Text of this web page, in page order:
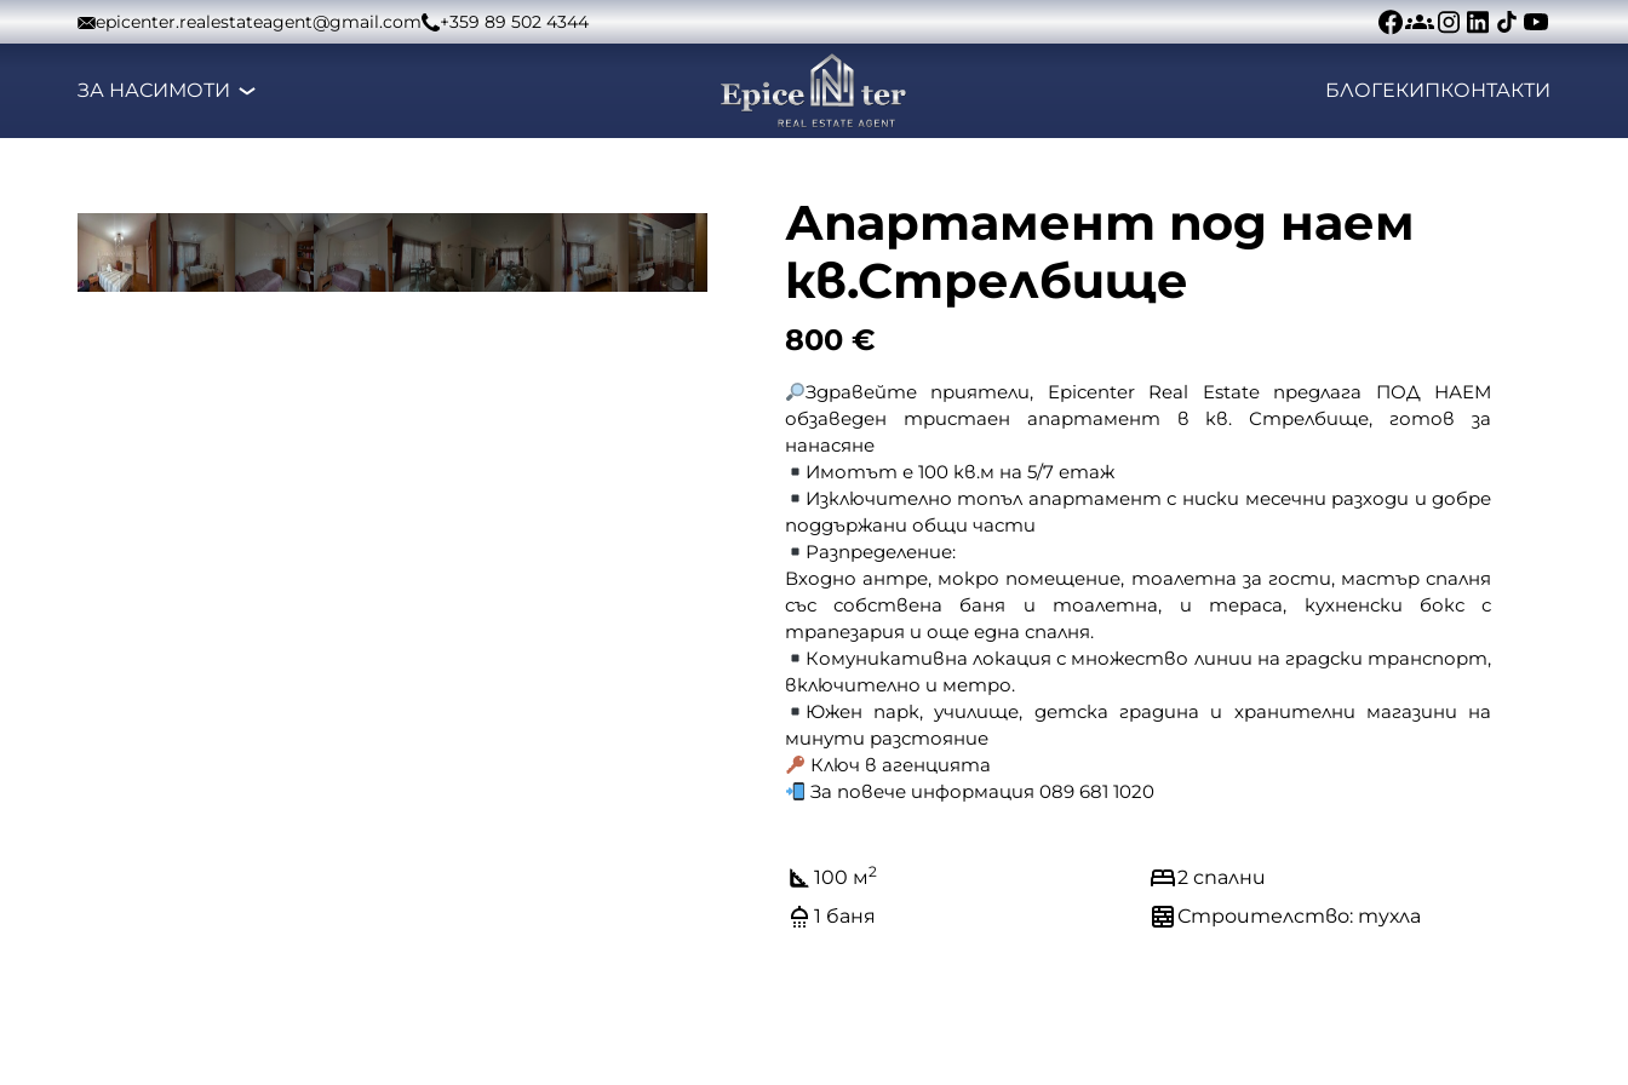
Към съдържанието
epicenter.realestateagent@gmail.com +359 89 502 4344
ЗА НАСИМОТИ БЛОГЕКИПКОНТАКТИ
Апартамент под наем
кв.Стрелбище
800 €
Здравейте приятели, Epicenter Real Estate предлага ПОД НАЕМ
обзаведен тристаен апартамент в кв. Стрелбище, готов за
нанасяне
Имотът е 100 кв.м на 5/7 етаж
Изключително топъл апартамент с ниски месечни разходи и добре
поддържани общи части
Разпределение:
Входно антре, мокро помещение, тоалетна за гости, мастър спалня
със собствена баня и тоалетна, и тераса, кухненски бокс с
трапезария и още една спалня.
Комуникативна локация с множество линии на градски транспорт,
включително и метро.
Южен парк, училище, детска градина и хранителни магазини на
минути разстояние
Ключ в агенцията
За повече информация 089 681 1020
100 м2
2 спални
1 баня
Строителство: тухла